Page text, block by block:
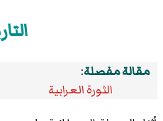
مقالة مفصلة:
الثورة العرابية